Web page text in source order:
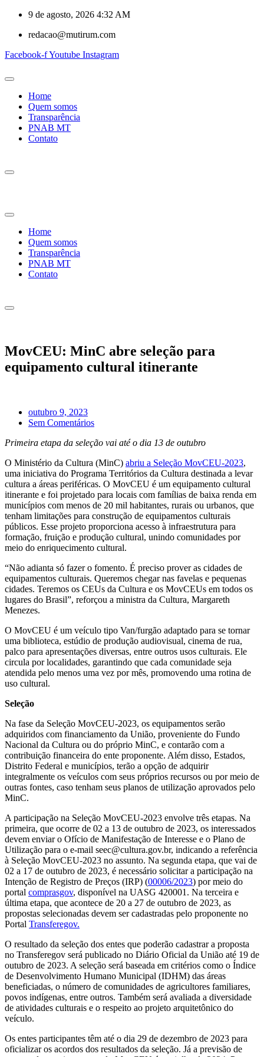
9 de agosto, 2026 4:32 AM
redacao@mutirum.com
Facebook-fYoutube Instagram
Home
Quem somos
Transparência
PNAB MT
Contato
Home
Quem somos
Transparência
PNAB MT
Contato
MovCEU: MinC abre seleção para
equipamento cultural itinerante
outubro 9, 2023
Sem Comentários
Primeira etapa da seleção vai até o dia 13 de outubro
O Ministério da Cultura (MinC) abriu a Seleção MovCEU-2023,
uma iniciativa do Programa Territórios da Cultura destinada a levar
cultura a áreas periféricas. O MovCEU é um equipamento cultural
itinerante e foi projetado para locais com famílias de baixa renda em
municípios com menos de 20 mil habitantes, rurais ou urbanos, que
tenham limitações para construção de equipamentos culturais
públicos. Esse projeto proporciona acesso à infraestrutura para
formação, fruição e produção cultural, unindo comunidades por
meio do enriquecimento cultural.
“Não adianta só fazer o fomento. É preciso prover as cidades de
equipamentos culturais. Queremos chegar nas favelas e pequenas
cidades. Teremos os CEUs da Cultura e os MovCEUs em todos os
lugares do Brasil”, reforçou a ministra da Cultura, Margareth
Menezes.
O MovCEU é um veículo tipo Van/furgão adaptado para se tornar
uma biblioteca, estúdio de produção audiovisual, cinema de rua,
palco para apresentações diversas, entre outros usos culturais. Ele
circula por localidades, garantindo que cada comunidade seja
atendida pelo menos uma vez por mês, promovendo uma rotina de
uso cultural.
Seleção
Na fase da Seleção MovCEU-2023, os equipamentos serão
adquiridos com financiamento da União, proveniente do Fundo
Nacional da Cultura ou do próprio MinC, e contarão com a
contribuição financeira do ente proponente. Além disso, Estados,
Distrito Federal e municípios, terão a opção de adquirir
integralmente os veículos com seus próprios recursos ou por meio de
outras fontes, caso tenham seus planos de utilização aprovados pelo
MinC.
A participação na Seleção MovCEU-2023 envolve três etapas. Na
primeira, que ocorre de 02 a 13 de outubro de 2023, os interessados
devem enviar o Ofício de Manifestação de Interesse e o Plano de
Utilização para o e-mail seec@cultura.gov.br, indicando a referência
à Seleção MovCEU-2023 no assunto. Na segunda etapa, que vai de
02 a 17 de outubro de 2023, é necessário solicitar a participação na
Intenção de Registro de Preços (IRP) (00006/2023) por meio do
portal comprasgov, disponível na UASG 420001. Na terceira e
última etapa, que acontece de 20 a 27 de outubro de 2023, as
propostas selecionadas devem ser cadastradas pelo proponente no
Portal Transferegov.
O resultado da seleção dos entes que poderão cadastrar a proposta
no Transferegov será publicado no Diário Oficial da União até 19 de
outubro de 2023. A seleção será baseada em critérios como o Índice
de Desenvolvimento Humano Municipal (IDHM) das áreas
beneficiadas, o número de comunidades de agricultores familiares,
povos indígenas, entre outros. Também será avaliada a diversidade
de atividades culturais e o respeito ao projeto arquitetônico do
veículo.
Os entes participantes têm até o dia 29 de dezembro de 2023 para
oficializar os acordos dos resultados da seleção. Já a previsão de